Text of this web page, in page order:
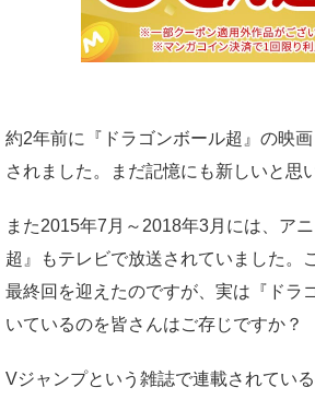
約2年前に『ドラゴンボール超』の映
されました。まだ記憶にも新しいと思
また2015年7月～2018年3月には、ア
超』もテレビで放送されていました。
最終回を迎えたのですが、実は『ドラ
いているのを皆さんはご存じですか？
Vジャンプという雑誌で連載されてい